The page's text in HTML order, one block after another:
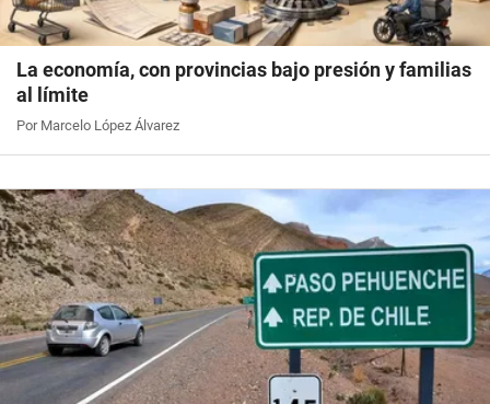
La economía, con provincias bajo presión y familias
al límite
Por Marcelo López Álvarez